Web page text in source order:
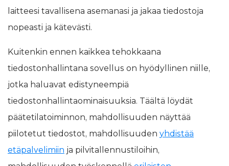
laitteesi tavallisena asemanasi ja jakaa tiedostoja
nopeasti ja kätevästi.
Kuitenkin ennen kaikkea tehokkaana
tiedostonhallintana sovellus on hyödyllinen niille,
jotka haluavat edistyneempiä
tiedostonhallintaominaisuuksia. Täältä löydät
päätetilatoiminnon, mahdollisuuden näyttää
piilotetut tiedostot, mahdollisuuden yhdistää
etäpalvelimiin ja pilvitallennustiloihin,